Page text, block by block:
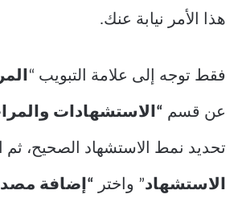
هذا الأمر نيابة عنك.
فقط توجه إلى علامة التبويب “
عن قسم “الاستشهادات
تحديد نمط الاستشهاد الصحيح، ثم
الاستشهاد” واختر “إضافة